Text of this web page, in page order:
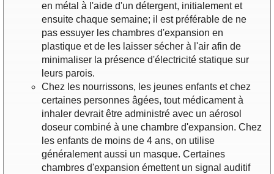
en métal à l'aide d'un détergent, initialement et
ensuite chaque semaine; il est préférable de ne
pas essuyer les chambres d'expansion en
plastique et de les laisser sécher à l'air afin de
minimaliser la présence d'électricité statique sur
leurs parois.
Chez les nourrissons, les jeunes enfants et chez
certaines personnes âgées, tout médicament à
inhaler devrait être administré avec un aérosol
doseur combiné à une chambre d'expansion. Chez
les enfants de moins de 4 ans, on utilise
généralement aussi un masque. Certaines
chambres d'expansion émettent un signal auditif